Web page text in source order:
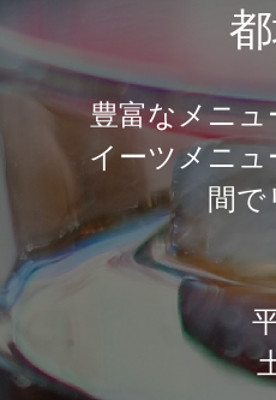
豊富なメニ
イーツメニ
間